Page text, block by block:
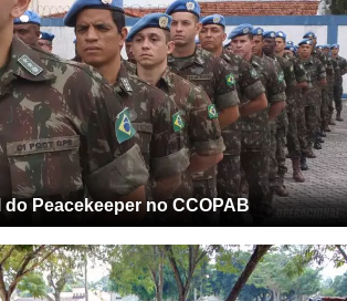
Peacekeeper no CCOPAB